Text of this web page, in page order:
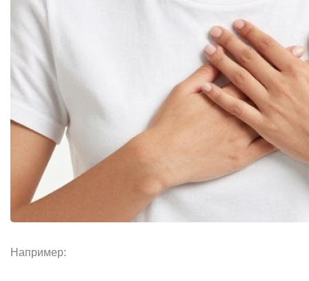
Например: